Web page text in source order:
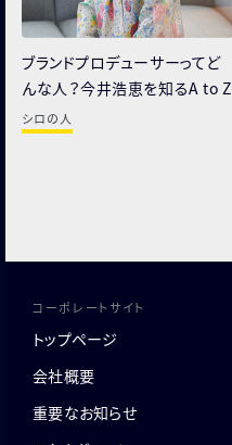
ブランドプロデューサーってど
んな人？今井浩恵を知るA to Z
シロの人
コーポレートサイト
トップページ
会社概要
重要なお知らせ